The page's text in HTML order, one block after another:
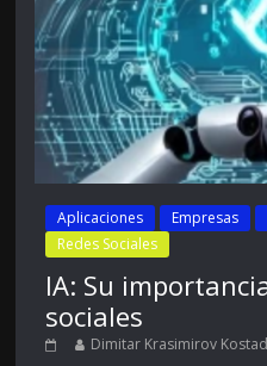
Aplicaciones Empresas
Redes Sociales
IA: Su
sociales
Dimitar Krasimirov